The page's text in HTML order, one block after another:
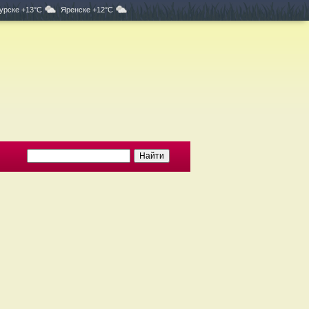
+13°C Яренске +12°C